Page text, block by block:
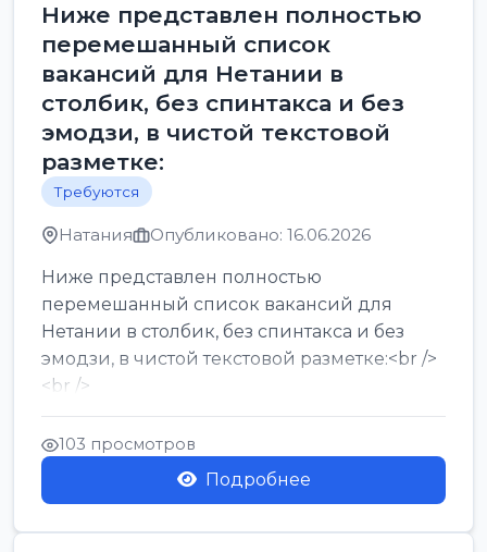
Ниже представлен полностью
перемешанный список
вакансий для Нетании в
столбик, без спинтакса и без
эмодзи, в чистой текстовой
разметке:
Требуются
Натания Опубликовано: 16.06.2026
Ниже представлен полностью
перемешанный список вакансий для
Нетании в столбик, без спинтакса и без
эмодзи, в чистой текстовой разметке:<br />
<br />
Работа в Нетании на мебельном
производстве: требу...
103 просмотров
Подробнее